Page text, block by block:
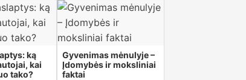
ką
kai
tako?
Gyvenimas mėnulyje –
Įdomybės ir moksliniai
faktai